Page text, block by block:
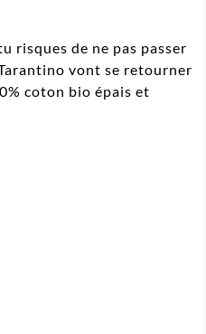
risques de ne pas passer
vont se retourner
coton bio épais et